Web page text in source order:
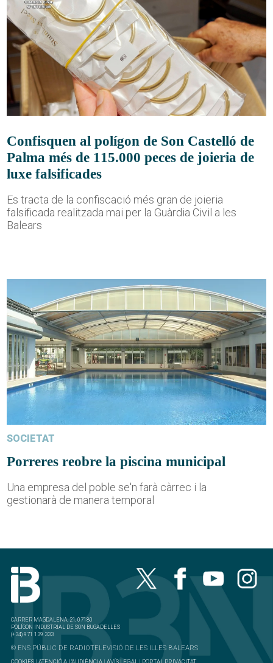
Confisquen al polígon de Son Castelló de
Palma més de 115.000 peces de joieria de
luxe falsificades
Es tracta de la confiscació més gran de joieria
falsificada realitzada mai per la Guàrdia Civil a les
Balears
SOCIETAT
Porreres reobre la piscina municipal
Una empresa del poble se'n farà càrrec i la
gestionarà de manera temporal
CARRER MAGDALENA, 21, 07180
POLÍGON INDUSTRIAL DE SON BUGADELLES
(+34) 971 139 333
© ENS PÚBLIC DE RADIOTELEVISIÓ DE LES ILLES BALEARS
COOKIES |ATENCIÓ A L'AUDIÈNCIA |AVÍS LEGAL | PORTAL PRIVACITAT